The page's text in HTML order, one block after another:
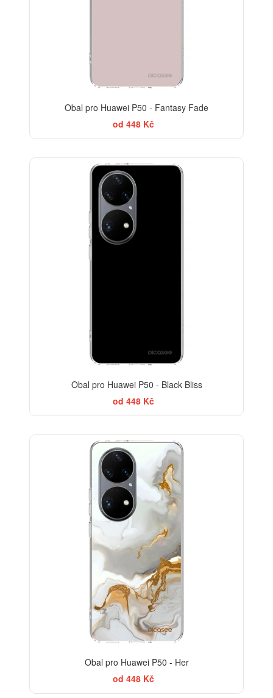
Obal pro Huawei P50 - Fantasy Fade
od 448 Kč
Obal pro Huawei P50 - Black Bliss
od 448 Kč
Obal pro Huawei P50 - Her
od 448 Kč